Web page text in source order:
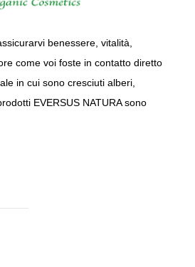
benessere, vitalità,
come voi foste in contatto diretto
in cui sono cresciuti alberi,
EVERSUS NATURA sono